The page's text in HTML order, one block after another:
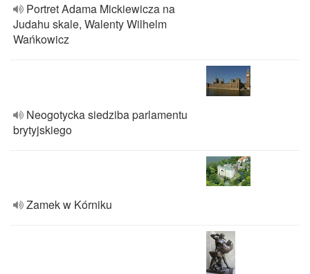
Portret Adama Mickiewicza na
Judahu skale, Walenty Wilhelm
Wańkowicz
Neogotycka siedziba parlamentu
brytyjskiego
Zamek w Kórniku